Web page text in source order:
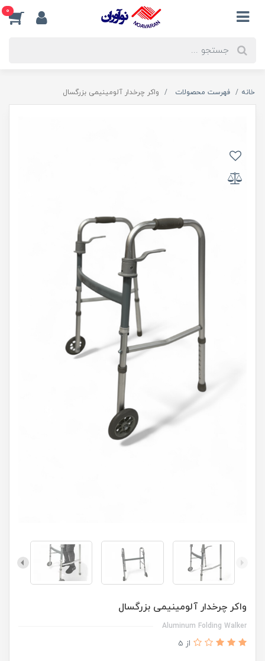
0
خانه فهرست محصولات واکر چرخدار آلومینیمی بزرگسال
واکر چرخدار آلومینیمی بزرگسال
Aluminum Folding Walker
از 5